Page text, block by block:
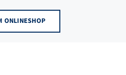
ONLINESHOP